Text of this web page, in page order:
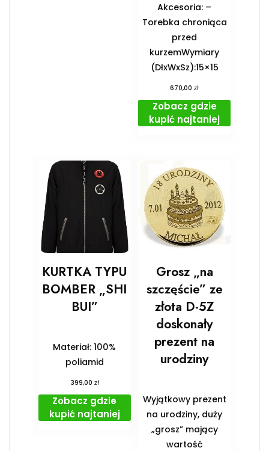
Akcesoria: –
Torebka chroniąca
przed
kurzemWymiary
(DłxWxSz):15×15
670,00zł
Zobacz gdzie
kupić najtaniej
KURTKA TYPU
BOMBER „SHI
BUI”
Materiał: 100%
poliamid
399,00 zł
Zobacz gdzie
kupić najtaniej
Grosz „na
szczęście” ze
złota D-5Z
doskonały
prezent na
urodziny
Wyjątkowy prezent
na urodziny, duży
„grosz” mający
wartość